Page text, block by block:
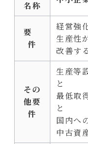
名称
要
件
経営強
生産性
改善す
その
他要
件
生産等
と
最低取
と
国内へ
中古資